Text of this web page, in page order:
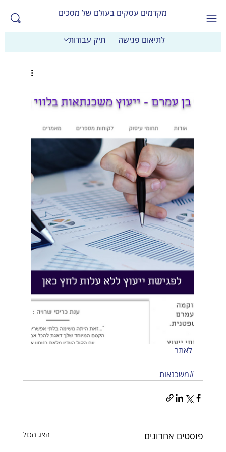
מקדמים עסקים בעולם של מסכים
לתיאום פגישה תיק עבודות
#משכנאות
פוסטים אחרונים הצג הכול